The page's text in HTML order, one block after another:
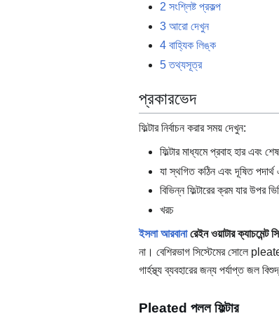
2 সংশ্লিষ্ট প্রকল্প
3 আরো দেখুন
4 বাহ্যিক লিঙ্ক
5 তথ্যসূত্র
প্রকারভেদ
ফিল্টার নির্বাচন করার সময় দেখুন:
ফিল্টার মাধ্যমে প্রবাহ হার এবং
যা স্থগিত কঠিন এবং দূষিত
বিভিন্ন ফিল্টারের ক্রম যার উপর
খরচ
ইসলা আরবানারেইন ওয়াটার ক্যাচমেন্ট
না। বেশিরভাগ সিস্টেমের সোলে
গার্হস্থ্য ব্যবহারের জন্য পর্যাপ্ত জল
Pleated পলল ফিল্টার